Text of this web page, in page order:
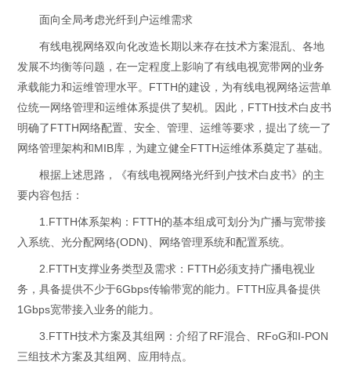
面向全局考虑光纤到户运维需求
有线电视网络双向化改造长期以来存在技术方案混乱、各地
发展不均衡等问题，在一定程度上影响了有线电视宽带网的业务
承载能力和运维管理水平。FTTH的建设，为有线电视网络运营单
位统一网络管理和运维体系提供了契机。因此，FTTH技术白皮书
明确了FTTH网络配置、安全、管理、运维等要求，提出了统一了
网络管理架构和MIB库，为建立健全FTTH运维体系奠定了基础。
根据上述思路，《有线电视网络光纤到户技术白皮书》的主
要内容包括：
1.FTTH体系架构：FTTH的基本组成可划分为广播与宽带接
入系统、光分配网络(ODN)、网络管理系统和配置系统。
2.FTTH支撑业务类型及需求：FTTH必须支持广播电视业
务，具备提供不少于6Gbps传输带宽的能力。FTTH应具备提供
1Gbps宽带接入业务的能力。
3.FTTH技术方案及其组网：介绍了RF混合、RFoG和I-PON
三组技术方案及其组网、应用特点。